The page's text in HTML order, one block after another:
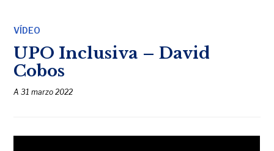
VÍDEO
UPO Inclusiva – David
Cobos
A31 marzo 2022